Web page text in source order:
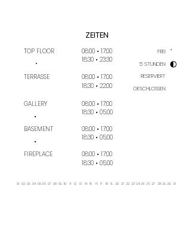
ZEITEN
TOP FLOOR
•
TERRASSE
GALLERY
•
BASEMENT
•
FIREPLACE
08:00 • 17:00
18:30 • 23:30
08:00 • 17:00
18:30 • 22:00
18:30 • 05:00
08:00 • 17:00
18:30 • 05:00
08:00 • 17:00
FREI
5 STUNDEN
RESERVIERT
GESCHLOSSEN
08:00 • 17:00
18:30 • 05:00
01 02 03 04 05 06 07 08 09 10 11 12 13 14 15 16 26
17 18 19 20 21 25
22 23 24 27 28 29 30 31